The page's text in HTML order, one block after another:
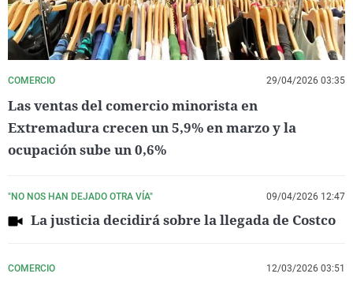
COMERCIO 29/04/2026 03:35
Las ventas del comercio minorista en
Extremadura crecen un 5,9% en marzo y la
ocupación sube un 0,6%
"NO NOS HAN DEJADO OTRA VÍA" 09/04/2026 12:47
La justicia decidirá sobre la llegada de Costco
COMERCIO 12/03/2026 03:51